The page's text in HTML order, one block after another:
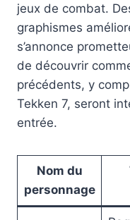
jeux de combat.
graphismes
s’annonce
de découvrir
précédents, y
Tekken 7, seront
entrée.
Nom du
personnage